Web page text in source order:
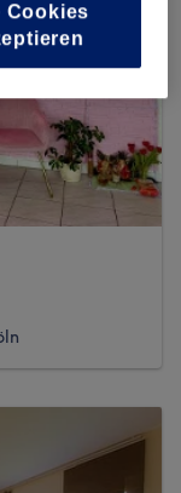
Cookies